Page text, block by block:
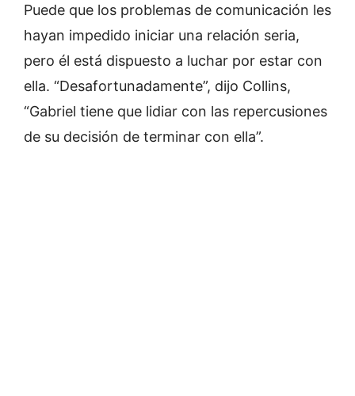
Puede que los problemas de comunicación les
hayan impedido iniciar una relación seria,
pero él está dispuesto a luchar por estar con
ella. “Desafortunadamente”, dijo Collins,
“Gabriel tiene que lidiar con las repercusiones
de su decisión de terminar con ella”.